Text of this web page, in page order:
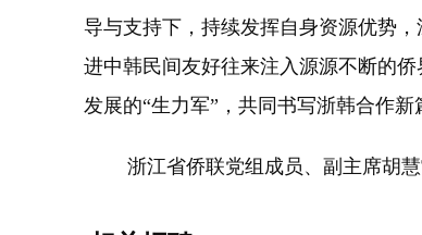
导与支持下，持续发挥自身资源优势
进中韩民间友好往来注入源源不断的
发展的“生力军”，共同书写浙韩合作新
浙江省侨联党组成员、副主席胡慧